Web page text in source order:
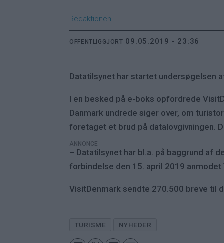
Redaktionen
OFFENTLIGGJORT 09.05.2019 - 23:36
Datatilsynet har startet undersøgelsen
I en besked på e-boks opfordrede
Danmark undrede siger over, om
foretaget et brud på datalovgivningen.
ANNONCE
– Datatilsynet har bl.a. på baggrund af
forbindelse den 15. april 2019
VisitDenmark sendte 270.500 breve til
TURISME NYHEDER